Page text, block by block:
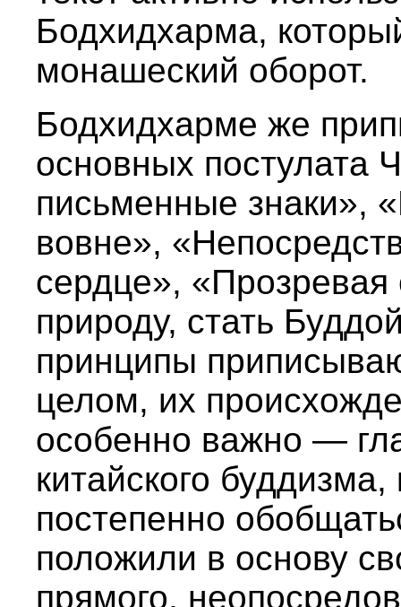
Бодхидхарма,
монашеский оборот.
Бодхидхарме же
основных постулата
письменные знаки»,
вовне»,
сердце»,
природу, стать
принципы
целом, их
особенно важно —
китайского
постепенно
положили в основу
прямого,